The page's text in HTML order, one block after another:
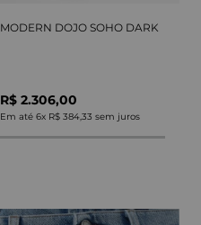
MODERN DOJO SOHO DARK
R$ 2.306,00
Em até 6x R$ 384,33 sem juros